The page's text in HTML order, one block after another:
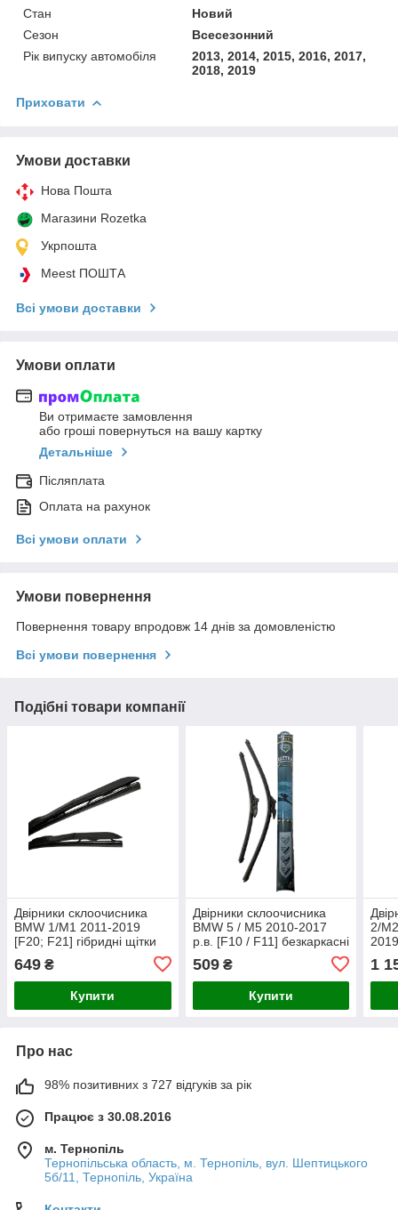
Стан
Новий
Сезон
Всесезонний
Рік випуску автомобіля
2013, 2014, 2015, 2016, 2017,
2018, 2019
Приховати
Умови доставки
Нова Пошта
Магазини Rozetka
Укрпошта
Meest ПОШТА
Всі умови доставки
Умови оплати
Ви отримаєте замовлення
або гроші повернуться на вашу картку
Детальніше
Післяплата
Оплата на рахунок
Всі умови оплати
Умови повернення
Повернення товару впродовж 14 днів за домовленістю
Всі умови повернення
Подібні товари компанії
Двірники склоочисника
BMW 1/M1 2011-2019
[F20; F21] гібридні щітки
(комплект 2 шт.)
649 ₴
Купити
Двірники склоочисника
BMW 5 / M5 2010-2017
р.в. [F10 / F11] безкаркасні
щітки 650 / 450 мм. Armer
(комплект 2 шт.)
509₴
Купити
2/
1
Про нас
98% позитивних з 727 відгуків за рік
Працює з 30.08.2016
м. Тернопіль
Тернопільська область, м. Тернопіль, вул. Шептицького
5б/11, Тернопіль, Україна